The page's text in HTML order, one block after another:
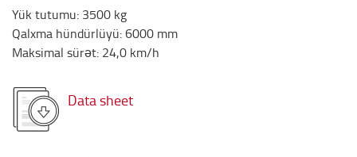
Yük tutumu: 3500 kg
Qalxma hündürlüyü:6000 mm
Maksimal sürət: 24,0 km/h
Data sheet